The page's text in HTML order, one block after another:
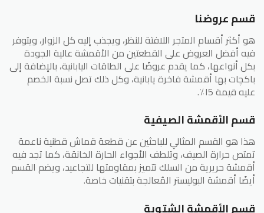
قسم عروضنا
هو أكثر أقسام المتجر اللافتة للنظر، ويجذب إليه كل الزوار، ويتوفر
فيه أفضل العروض على القطعتين من الأقمشة عالية الجودة
بكل أنواعها، كما يقدم عروضًا على الطاقات اليابانية، بالإضافة إلى
باكچات بها أقمشة فاخرة يابانية، وكل ذلك تصل نسبة الخصم
عليه قيمة ١5٪.
قسم الأقمشة الصيفية
هذا هو القسم المثالي للباحثين عن قطعة قماش قطنية ناعمة
تمتص حرارة الصيف، وتلطف الأجواء الحارة الخانقة، كما تجد فيه
أقمشة حريرية من السلك تتميز بمقاومتها للتجاعيد، ويضم القسم
أيضًا أقمشة البوليستر المُعالجة بتقنيات خاصة.
قسم الأقمشة الشتوية